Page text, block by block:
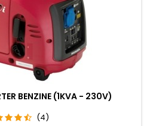
BENZINE (1KVA - 230V)
(4)